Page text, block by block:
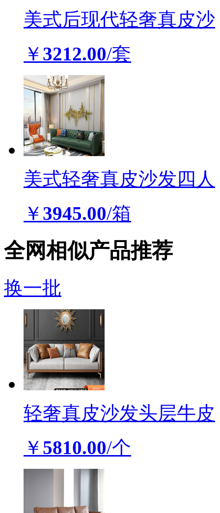
美式后现代轻奢真皮沙
￥ 3212.00/套
美式轻奢真皮沙发四人
￥ 3945.00/箱
全网相似产品推荐
换一批
轻奢真皮沙发头层牛皮
￥ 5810.00/个